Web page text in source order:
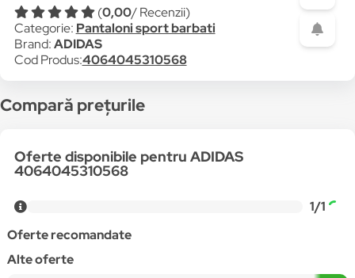
(0,00/ Recenzii)
Categorie: Pantaloni sport barbati
Brand:ADIDAS
Cod Produs:4064045310568
Compară prețurile
Oferte disponibile pentru ADIDAS
4064045310568
1/1
Oferte recomandate
Alte oferte